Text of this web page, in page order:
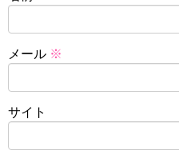
メール ※
サイト